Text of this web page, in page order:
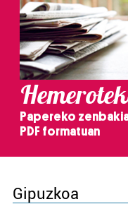
Papereko
PDF formatuan
Gipuzkoa